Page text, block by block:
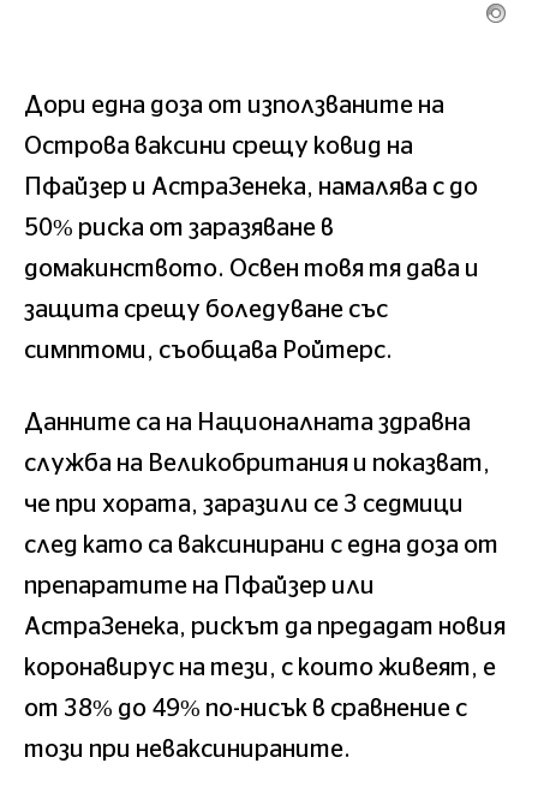
Дори една доза от използваните на
Острова ваксини срещу ковид на
Пфайзер и AстраЗенека, намалява с до
50% риска от заразяване в
домакинството. Освен товя тя дава и
защита срещу боледуване със
симптоми, съобщава Ройтерс.
Данните са на Националната здравна
служба на Великобритания и показват,
че при хората, заразили се 3 седмици
след като са ваксинирани с една доза от
препаратите на Пфайзер или
AстраЗенека, рискът да предадат новия
коронавирус на тези, с които живеят, е
от 38% до 49% по-нисък в сравнение с
този при неваксинираните.